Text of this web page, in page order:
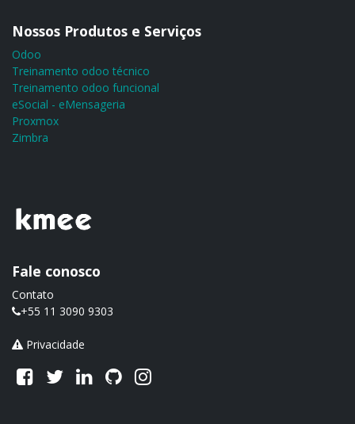
Nossos Produtos e Serviços
Odoo
Treinamento odoo técnico
Treinamento odoo funcional
eSocial - eMensageria
Proxmox
Zimbra
Fale conosco
Contato
+55 11 3090 9303
Privacidade